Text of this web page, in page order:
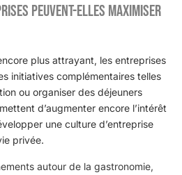
peuvent-elles maximiser
plus attrayant, les entreprises
initiatives complémentaires telles
ou organiser des déjeuners
d’augmenter encore l’intérêt
une culture d’entreprise
privée.
autour de la gastronomie,